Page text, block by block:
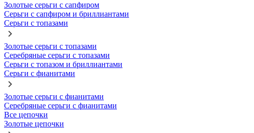
Золотые серьги с сапфиром
Серьги с сапфиром и бриллиантами
Серьги с топазами
Золотые серьги с топазами
Серебряные серьги с топазами
Серьги с топазом и бриллиантами
Серьги с фианитами
Золотые серьги с фианитами
Серебряные серьги с фианитами
Все цепочки
Золотые цепочки